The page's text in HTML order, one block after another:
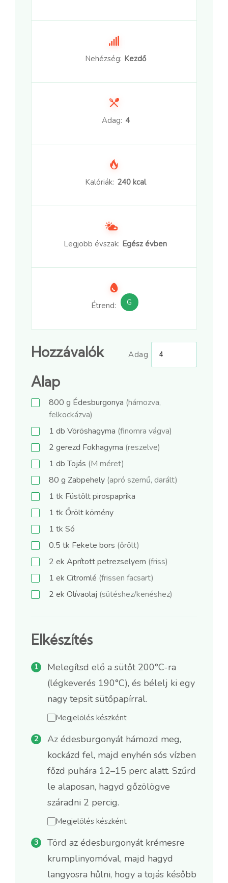
Nehézség: Kezdő
Adag: 4
Kalóriák: 240 kcal
Legjobb évszak: Egész évben
Étrend: G
Hozzávalók Adag
Alap
800 g Édesburgonya (hámozva,
felkockázva)
1 db Vöröshagyma (finomra vágva)
2 gerezd Fokhagyma (reszelve)
1 dbTojás (M méret)
80 g Zabpehely (apró szemű, darált)
1 tk Füstölt pirospaprika
1 tk Őrölt kömény
1 tk Só
0.5 tk Fekete bors (őrölt)
2 ek Aprított petrezselyem (friss)
1 ek Citromlé (frissen facsart)
2 ek Olívaolaj (sütéshez/kenéshez)
Elkészítés
Melegítsd elő a sütőt 200°C-ra
(légkeverés 190°C), és bélelj ki egy
nagy tepsit sütőpapírral.
Megjelölés készként
Az édesburgonyát hámozd meg,
kockázd fel, majd enyhén sós vízben
főzd puhára 12–15 perc alatt. Szűrd
le alaposan, hagyd gőzölögve
száradni 2 percig.
Megjelölés készként
Törd az édesburgonyát krémesre
krumplinyomóval, majd hagyd
langyosra hűlni, hogy a tojás később